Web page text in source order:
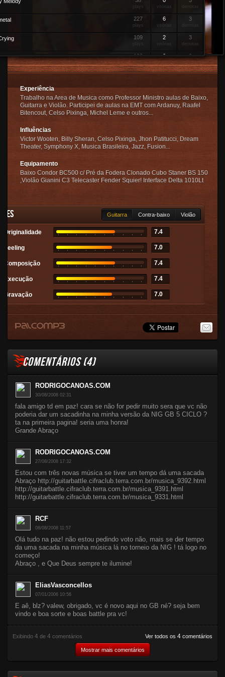
plays vitórias derrotas
227
plays
6
vitórias
3
109 2 3
derrotas
Tablatura
126
plays
0
vitórias
3
derrotas
183 1 3
Bass
Tablatura plays vitórias derrotas
550
Arabe
Tablatura plays vitórias derrotas
200 0
Experiência
Trabalho na Area de Musica como Professor Ministro aulas de Baixo,
Guitarra e Violão. Participei de aulas na EMT com Ardanuy, Raafel
Bitencout, Celso Pixinga, Michel Leme e outros...
Influências
Victor Wooten, Billy Sheran, Celso Pixinga, Jhon Patitucci, Dream
Theater, Symphony X, Musica Brasileira, Jazz, Fusion...
Equipamento
Baixo Condor BC500 c/ Pré da Fodera Clonado Cubo Staner BS 150
,Violão Gianini C3 Telecaster Fender Squier! Interface Delta 1010Lt
Guitarra Contra-baixo Violão
Originalidade 7.4
Feeling 7.0
Composição 7.4
Execução 7.4
Gravação 7.0
COMENTÁRIOS (4)
RODRIGOCANOAS.COM
30/08/2008 02:31
fala amigo td em paz! cara se não for pedir muito sera que vc não
poderia dar um sacadinha na minha versão da NIG GB 5 CICLO ?
ta na primeira pagina! seria uma honra!
Grande Abraço
RODRIGOCANOAS.COM
27/08/2008 17:32
Estou com três novas música se tiver um tempo dá uma sacada
Abraço http://guitarbattle.cifraclub.terra.com.br/musica_9392.html
http://guitarbattle.cifraclub.terra.com.br/musica_9391.html
http://guitarbattle.cifraclub.terra.com.br/musica_9331.html
RCF
08/08/2008 11:57
Olá tudo na paz! não estou pedindo voto não, mais se der tempo
da uma sacada na minha música lá no torneio da NIG ! tá logo no
começo!
Abraço , e Que Deus sempre te ilumine!
EliasVasconcellos
07/01/2006 10:56
E aê, blz? valew, obrigado, vc é novo aqui no GB né? seja bem
vindo e boa sorte e boas battle pra vc!
Exibindo 4 de 4 comentários
Mostrar mais comentários
Ver todos os 4 comentários